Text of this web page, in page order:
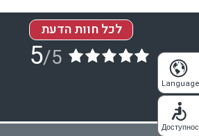
Language
לכל חוות הדעת
5/5